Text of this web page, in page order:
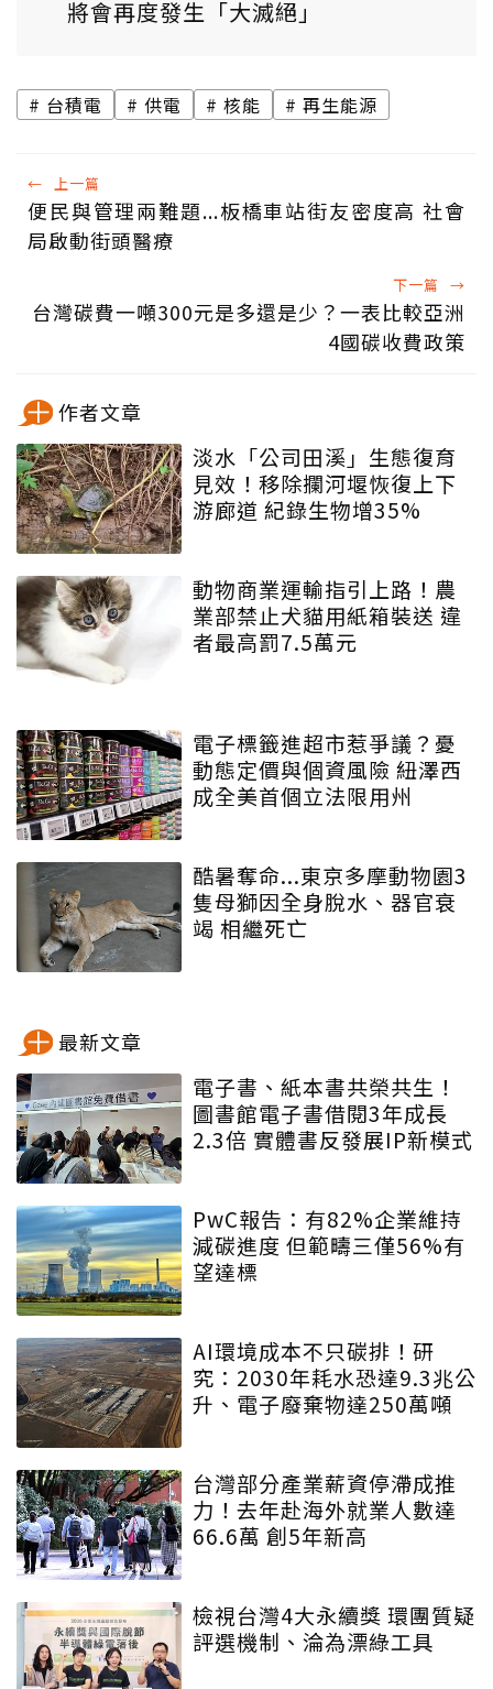
將會再度發生「大滅絕」
台積電 供電 核能 再生能源
← 上一篇
便民與管理兩難題...板橋車站街友密度高 社會
局啟動街頭醫療
下一篇 →
台灣碳費一噸300元是多還是少？一表比較亞洲
4國碳收費政策
作者文章
淡水「公司田溪」生態復育
見效！移除攔河堰恢復上下
游廊道 紀錄生物增35%
動物商業運輸指引上路！農
業部禁止犬貓用紙箱裝送 違
者最高罰7.5萬元
電子標籤進超市惹爭議？憂
動態定價與個資風險 紐澤西
成全美首個立法限用州
酷暑奪命...東京多摩動物園3
隻母獅因全身脫水、器官衰
竭 相繼死亡
最新文章
電子書、紙本書共榮共生！
圖書館電子書借閱3年成長
2.3倍 實體書反發展IP新模式
PwC報告：有82%企業維持
減碳進度 但範疇三僅56%有
望達標
AI環境成本不只碳排！研
究：2030年耗水恐達9.3兆公
升、電子廢棄物達250萬噸
台灣部分產業薪資停滯成推
力！去年赴海外就業人數達
66.6萬 創5年新高
檢視台灣4大永續獎 環團質疑
評選機制、淪為漂綠工具